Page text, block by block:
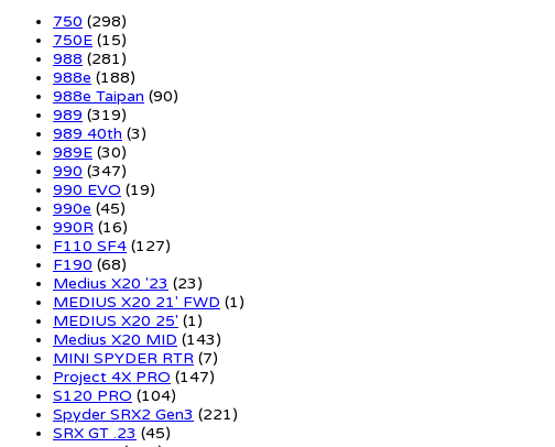
750 (298)
750E (15)
988 (281)
988e (188)
988e Taipan (90)
989 (319)
989 40th (3)
989E (30)
990 (347)
990 EVO (19)
990e (45)
990R (16)
F110 SF4 (127)
F190 (68)
Medius X20 '23 (23)
MEDIUS X20 21' FWD (1)
MEDIUS X20 25' (1)
Medius X20 MID (143)
MINI SPYDER RTR (7)
Project 4X PRO (147)
S120 PRO (104)
Spyder SRX2 Gen3 (221)
SRX GT .23 (45)